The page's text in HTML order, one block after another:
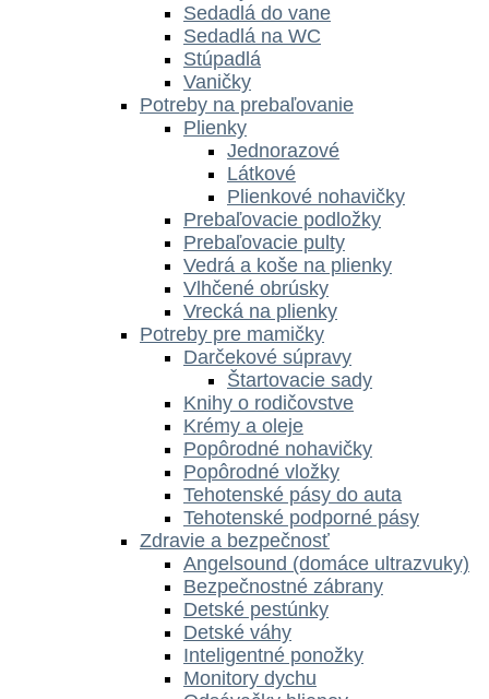
Sedadlá do vane
Sedadlá na WC
Stúpadlá
Vaničky
Potreby na prebaľovanie
Plienky
Jednorazové
Látkové
Plienkové nohavičky
Prebaľovacie podložky
Prebaľovacie pulty
Vedrá a koše na plienky
Vlhčené obrúsky
Vrecká na plienky
Potreby pre mamičky
Darčekové súpravy
Štartovacie sady
Knihy o rodičovstve
Krémy a oleje
Popôrodné nohavičky
Popôrodné vložky
Tehotenské pásy do auta
Tehotenské podporné pásy
Zdravie a bezpečnosť
Angelsound (domáce ultrazvuky)
Bezpečnostné zábrany
Detské pestúnky
Detské váhy
Inteligentné ponožky
Monitory dychu